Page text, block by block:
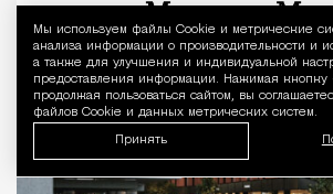
Мы используем файлы Сookie и метрические
анализа информации о производительности и
а также для улучшения и индивидуальной
предоставления информации. Нажимая кнопку
продолжая пользоваться сайтом, вы
файлов Cookie и данных метрических систем.
Принять